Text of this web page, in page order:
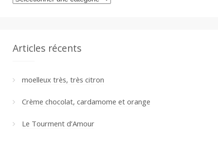
Articles récents
moelleux très, très citron
Crème chocolat, cardamome et orange
Le Tourment d’Amour